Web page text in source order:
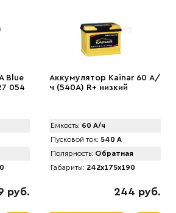
Blue
054
руб.
Аккумулятор Kainar 60 А/
ч (540A) R+ низкий
Емкость: 60 А/ч
Пусковой ток: 540 А
Полярность: Обратная
Габариты: 242x175x190
244 руб.